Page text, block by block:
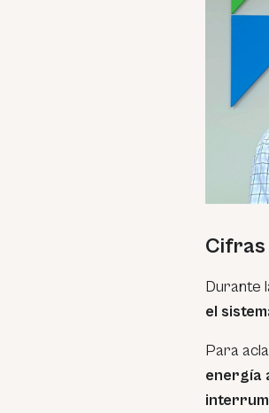
Cifras
Durante
el
Para
energía